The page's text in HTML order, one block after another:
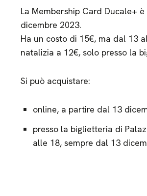
La Membership Card Ducale+
dicembre 2023.
Ha un costo di 15€, ma dal 13
natalizia a 12€, solo presso la
Si può acquistare:
online, a partire dal 13
presso la biglietteria di
alle 18, sempre dal 13